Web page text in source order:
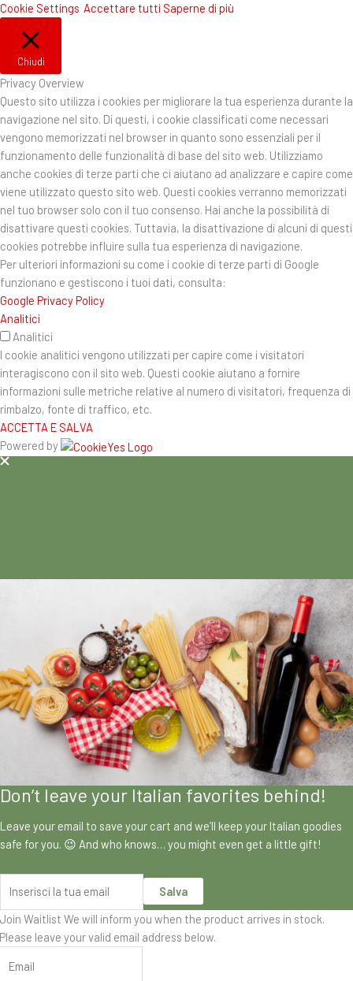
Cookie Settings Accettare tutti Saperne di più
Chiudi
Privacy Overview
Questo sito utilizza i cookies per migliorare la tua esperienza durante la
navigazione nel sito. Di questi, i cookie classificati come necessari
vengono memorizzati nel browser in quanto sono essenziali per il
funzionamento delle funzionalità di base del sito web. Utilizziamo
anche cookies di terze parti che ci aiutano ad analizzare e capire come
viene utilizzato questo sito web. Questi cookies verranno memorizzati
nel tuo browser solo con il tuo consenso. Hai anche la possibilità di
disattivare questi cookies. Tuttavia, la disattivazione di alcuni di questi
cookies potrebbe influire sulla tua esperienza di navigazione.
Per ulteriori informazioni su come i cookie di terze parti di Google
funzionano e gestiscono i tuoi dati, consulta:
Google Privacy Policy
Analitici
Analitici
I cookie analitici vengono utilizzati per capire come i visitatori
interagiscono con il sito web. Questi cookie aiutano a fornire
informazioni sulle metriche relative al numero di visitatori, frequenza di
rimbalzo, fonte di traffico, etc.
ACCETTA E SALVA
Powered by
Don’t leave your Italian favorites behind!
Leave your email to save your cart and we’ll keep your Italian goodies
safe for you. 😉 And who knows… you might even get a little gift!
Salva
Join Waitlist We will inform you when the product arrives in stock.
Please leave your valid email address below.